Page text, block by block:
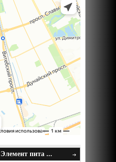
Элемент пита ...